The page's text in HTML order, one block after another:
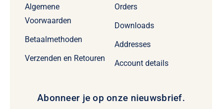
Algemene
Voorwaarden
Betaalmethoden
Verzenden en Retouren
Orders
Downloads
Addresses
Account details
Abonneer je op onze nieuwsbrief.